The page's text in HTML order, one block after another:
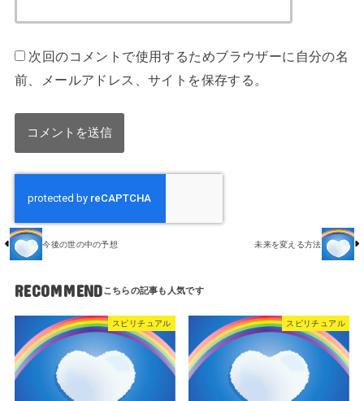
次回のコメントで使用するためブラウザーに自分の名
前、メールアドレス、サイトを保存する。
今後の世の中の予想 未来を変える方法
RECOMMEND
スピリチュアル スピリチュアル